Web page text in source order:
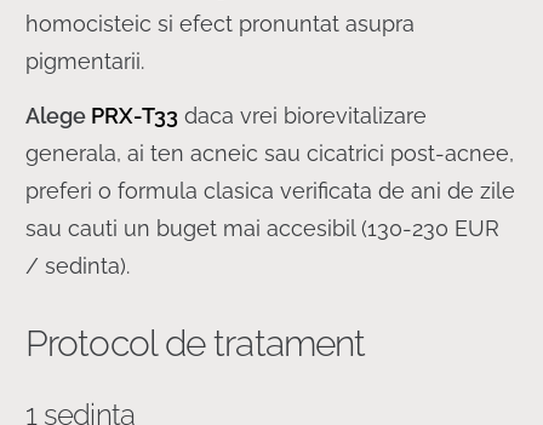
homocisteic si efect pronuntat asupra
pigmentarii.
Alege PRX-T33 daca vrei biorevitalizare
generala, ai ten acneic sau cicatrici post-acnee,
preferi o formula clasica verificata de ani de zile
sau cauti un buget mai accesibil (130-230 EUR
/ sedinta).
Protocol de tratament
1 sedinta